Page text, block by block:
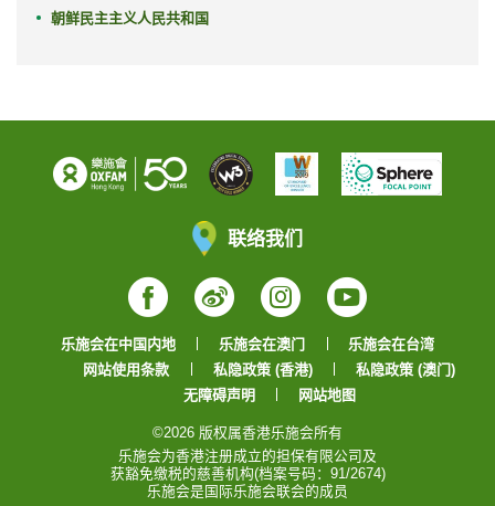
朝鲜民主主义人民共和国
联络我们
Facebook
WeiboInstagram
YouTube
乐施会在中国内地 乐施会在澳门
乐施会在台湾
网站使用条款
私隐政策 (香港)
私隐政策 (澳门)
无障碍声明
网站地图
©2026 版权属香港乐施会所有
乐施会为香港注册成立的担保有限公司及
获豁免缴税的慈善机构(档案号码：91/2674)
乐施会是国际乐施会联会的成员